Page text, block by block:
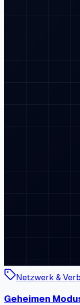
Netzwerk &
Geheimen